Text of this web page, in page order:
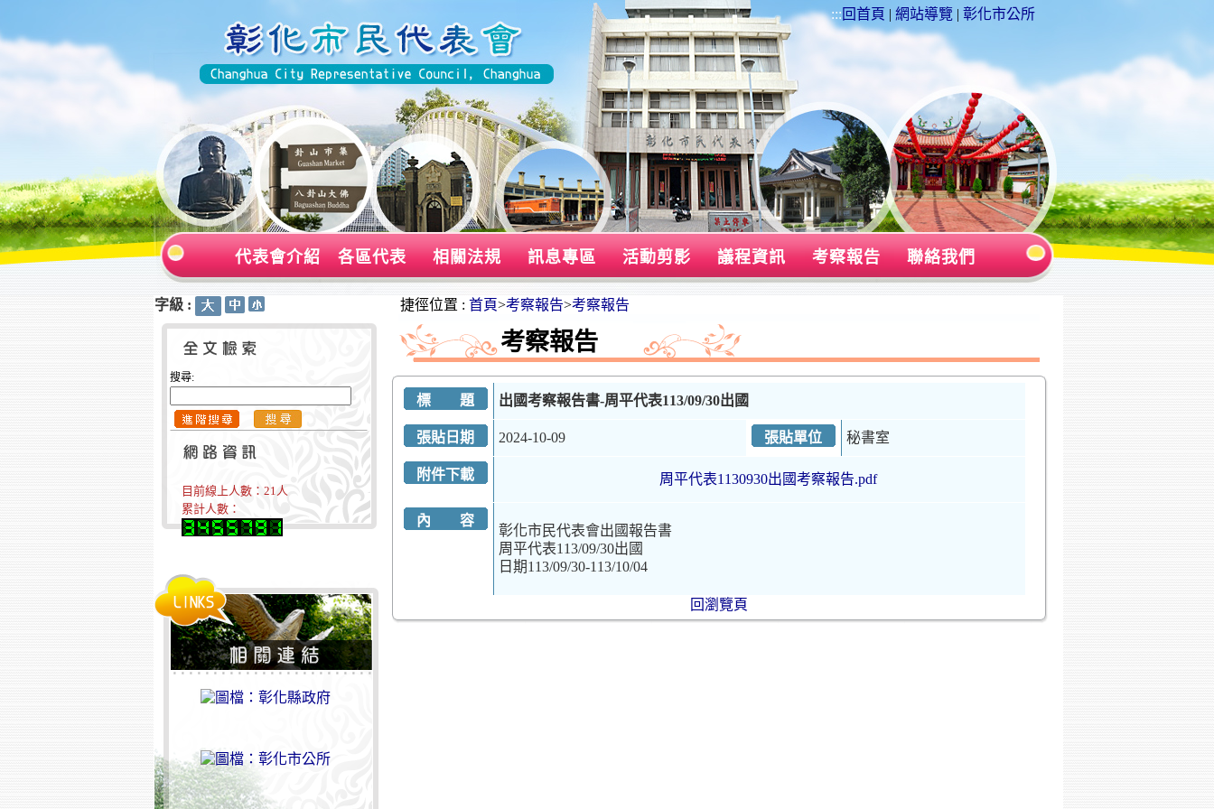
::: 回首頁 | 網站導覽 | 彰化市公所
代表會介紹 各區代表 相關法規 訊息專區 活動剪影 議程資訊 考察報告 聯絡我們
字級 :
搜尋:
目前線上人數： 21人
累計人數：
捷徑位置 : 首頁>考察報告>考察報告
考察報告
標 題 出國考察報告書-周平代表113/09/30出國
張貼日期 2024-10-09 張貼單位 秘書室
附件下載 周平代表1130930出國考察報告.pdf
內 容
彰化市民代表會出國報告書
周平代表113/09/30出國
日期113/09/30-113/10/04
回瀏覽頁